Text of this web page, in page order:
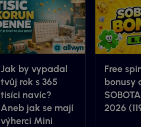
Jak by vypadal
tvůj rok s 365
tisíci navíc?
Aneb jak se mají
výherci Mini
Free
bonusy
2026